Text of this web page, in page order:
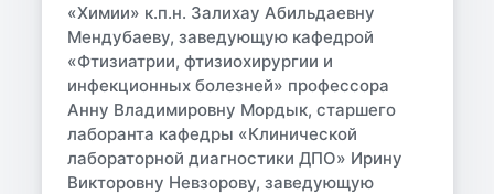
«Химии» к.п.н. Залихау Абильдаевну
Мендубаеву, заведующую кафедрой
«Фтизиатрии, фтизиохирургии и
инфекционных болезней» профессора
Анну Владимировну Мордык, старшего
лаборанта кафедры «Клинической
лабораторной диагностики ДПО» Ирину
Викторовну Невзорову, заведующую